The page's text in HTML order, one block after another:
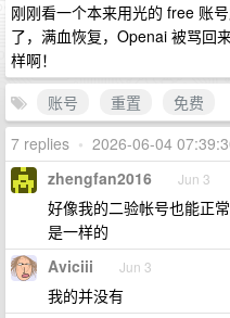
刚刚看一个本来用光的 free 账
了，满血恢复，Openai 被骂回
样啊！
账号
重置
免费
7 replies • 2026-06-04
zhengfan2016 Jun 3
好像我的二验帐号也能正
是一样的
Aviciii Jun 3
我的并没有